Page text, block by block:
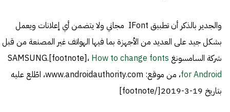
والجدير بالذكر أن تطبيق IFont مجاني ولا يتضمن أي إعلانات ويعمل
بشكل جيد على العديد من الأجهزة بما فيها الهواتف غير المصنعة من قبل
شركة السامسونغ SAMSUNG.[footnote]، How to change fonts
for Android
، من موقع: www.androidauthority.com، اطّلع عليه
بتاريخ 19-3-2019[/footnote]